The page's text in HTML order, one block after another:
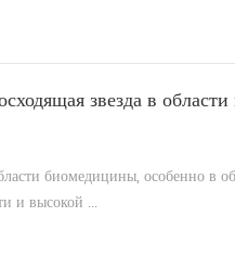
звезда в
биомедицины, особенно в
и высокой ...